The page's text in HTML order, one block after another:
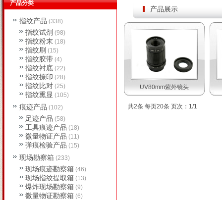
产品展示
UV80mm紫外镜头
共2条 每页20条 页次：1/1
产品分类
指纹产品 (338)
指纹试剂 (98)
指纹粉末 (18)
指纹刷 (15)
指纹胶带 (4)
指纹衬底 (22)
指纹捺印 (28)
指纹比对 (25)
指纹熏显 (105)
痕迹产品 (102)
足迹产品 (58)
工具痕迹产品 (18)
微量物证产品 (11)
弹痕检验产品 (15)
现场勘察箱 (233)
现场痕迹勘察箱 (46)
现场指纹提取箱 (13)
爆炸现场勘察箱 (9)
微量物证勘察箱 (6)